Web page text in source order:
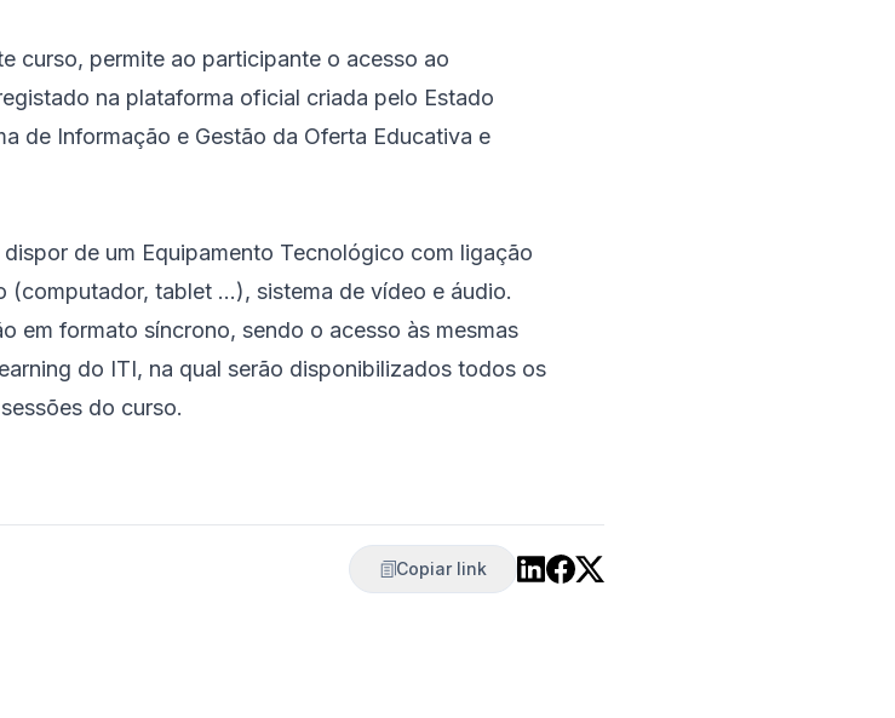
curso, permite ao participante o acesso ao
na plataforma oficial criada pelo Estado
de Informação e Gestão da Oferta Educativa e
de um Equipamento Tecnológico com ligação
(computador, tablet ...), sistema de vídeo e áudio.
em formato síncrono, sendo o acesso às mesmas
do ITI, na qual serão disponibilizados todos os
do curso.
Copiar link